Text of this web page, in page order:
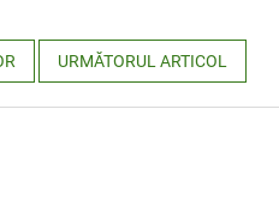
URMĂTORUL ARTICOL